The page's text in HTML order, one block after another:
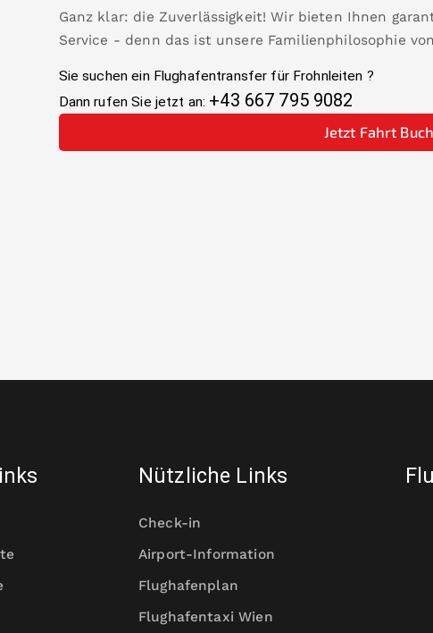
Ganz klar: die Zuverlässigkeit! Wir bieten Ihnen
Service - denn das ist unsere Familienphilosophie
Sie suchen ein Flughafentransfer für Frohnleiten ?
Dann rufen Sie jetzt an: +43 667 795 9082
Jetzt Fahrt
Nützliche Links
Check-in
Airport-Information
Flughafenplan
Flughafentaxi Wien